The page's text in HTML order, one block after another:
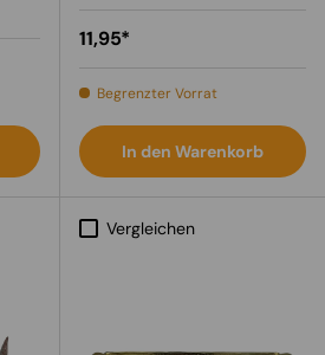
Normaler Preis
11,95*
Begrenzter Vorrat
In den Warenkorb
Vergleichen